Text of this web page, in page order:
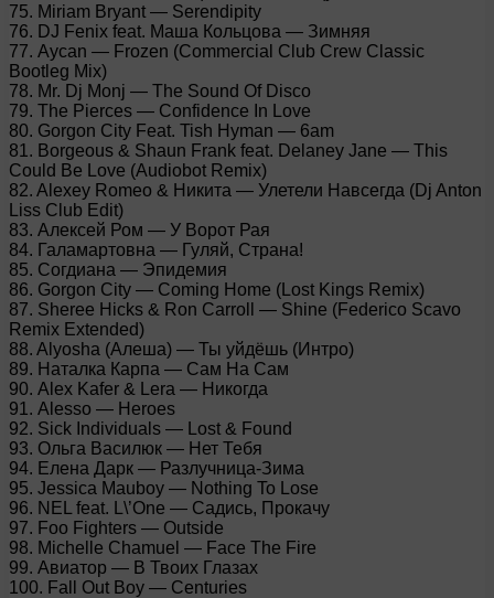
75. Miriam Bryant — Serendipity
76. DJ Fenix feat. Маша Кольцова — Зимняя
77. Aycan — Frozen (Commercial Club Crew Classic
Bootleg Mix)
78. Mr. Dj Monj — The Sound Of Disco
79. The Pierces — Confidence In Love
80. Gorgon City Feat. Tish Hyman — 6am
81. Borgeous & Shaun Frank feat. Delaney Jane — This
Could Be Love (Audiobot Remix)
82. Alexey Romeo & Никита — Улетели Навсегда (Dj Anton
Liss Club Edit)
83. Алексей Ром — У Ворот Рая
84. Галамартовна — Гуляй, Страна!
85. Согдиана — Эпидемия
86. Gorgon City — Coming Home (Lost Kings Remix)
87. Sheree Hicks & Ron Carroll — Shine (Federico Scavo
Remix Extended)
88. Alyosha (Алеша) — Ты уйдёшь (Интро)
89. Наталка Карпа — Сам На Сам
90. Alex Kafer & Lera — Никогда
91. Alesso — Heroes
92. Sick Individuals — Lost & Found
93. Ольга Василюк — Нет Тебя
94. Елена Дарк — Разлучница-Зима
95. Jessica Mauboy — Nothing To Lose
96. NEL feat. L\’One — Садись, Прокачу
97. Foo Fighters — Outside
98. Michelle Chamuel — Face The Fire
99. Авиатор — В Твоих Глазах
100. Fall Out Boy — Centuries